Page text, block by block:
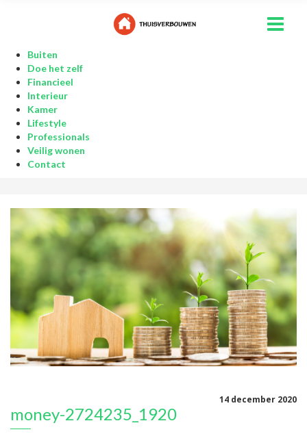
Buiten
Doe het zelf
Financieel
Interieur
Kamer
Lifestyle
Professionals
Veilig wonen
Contact
14 december 2020
money-2724235_1920